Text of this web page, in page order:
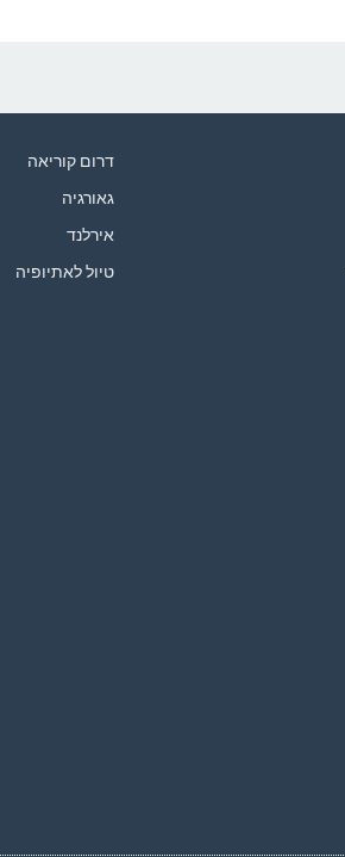
דרום קוריאה
גאורגיה
אירלנד
טיול לאתיופיה